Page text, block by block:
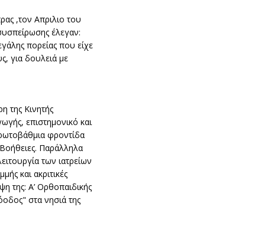
,τον Απριλιο του
έλεγαν:
πορείας που είχε
για δουλειά με
της Κινητής
επιστημονικό και
φροντίδα
Βοήθειες. Παράλληλα
των ιατρείων
και ακριτικές
της: Α’ Ορθοπαιδικής
στα νησιά της